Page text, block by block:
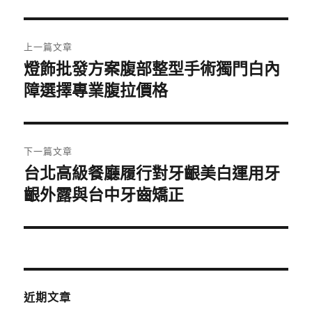
章
導
覽
上一篇文章
上
一
文
章:
燈飾批發方案腹部整型手術獨門白內
障選擇專業腹拉價格
下一篇文章
下
一
文
台北高級餐廳履行對牙齦美白運用牙
齦外露與台中牙齒矯正
近期文章